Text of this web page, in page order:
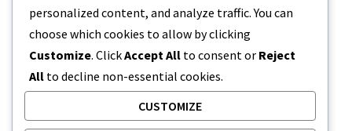
3 MINUTY CZYTANIA 2024-01-09
personalized content, and analyze traffic. You can
choose which cookies to allow by clicking
Customize. ClickAccept All to consent or Reject
All to decline non-essential cookies.
CUSTOMIZE